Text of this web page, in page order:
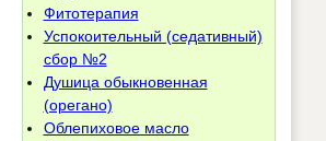
Фитотерапия
Успокоительный (седативный)
сбор №2
Душица обыкновенная
(орегано)
Облепиховое масло